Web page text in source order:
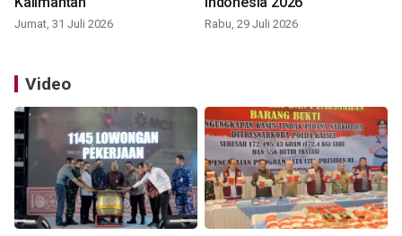
Jumat, 31 Juli 2026 Rabu, 29 Juli 2026
Video